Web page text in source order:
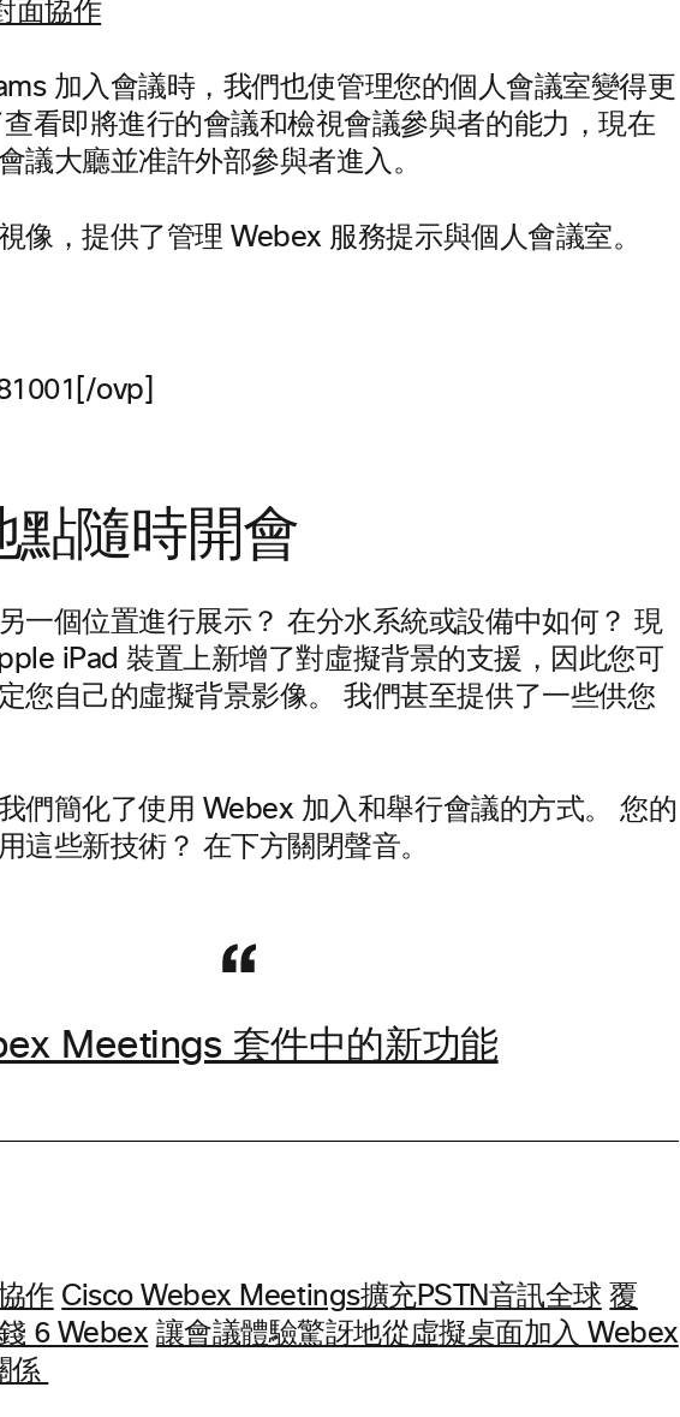
加入會議時，我們也使管理您的個人會議室變得更
看即將進行的會議和檢視會議參與者的能力，現在
議大廳並准許外部參與者進入。
像，提供了管理 Webex 服務提示與個人會議室。
ovp]
點隨時開會
一個位置進行展示？ 在分水系統或設備中如何？ 現
iPad 裝置上新增了對虛擬背景的支援，因此您可
您自己的虛擬背景影像。 我們甚至提供了一些供您
們簡化了使用 Webex 加入和舉行會議的方式。 您的
這些新技術？ 在下方關閉聲音。
Meetings 套件中的新功能
作 Cisco Webex Meetings擴充PSTN音訊全球 覆
6 Webex 讓會議體驗驚訝地從虛擬桌面加入 Webex
係